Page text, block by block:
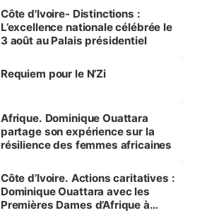
Bassam
Côte d'Ivoire- Distinctions :
L’excellence nationale célébrée le
3 août au Palais présidentiel
Requiem pour le N’Zi
Afrique. Dominique Ouattara
partage son expérience sur la
résilience des femmes africaines
Côte d’Ivoire. Actions caritatives :
Dominique Ouattara avec les
Premières Dames d’Afrique à